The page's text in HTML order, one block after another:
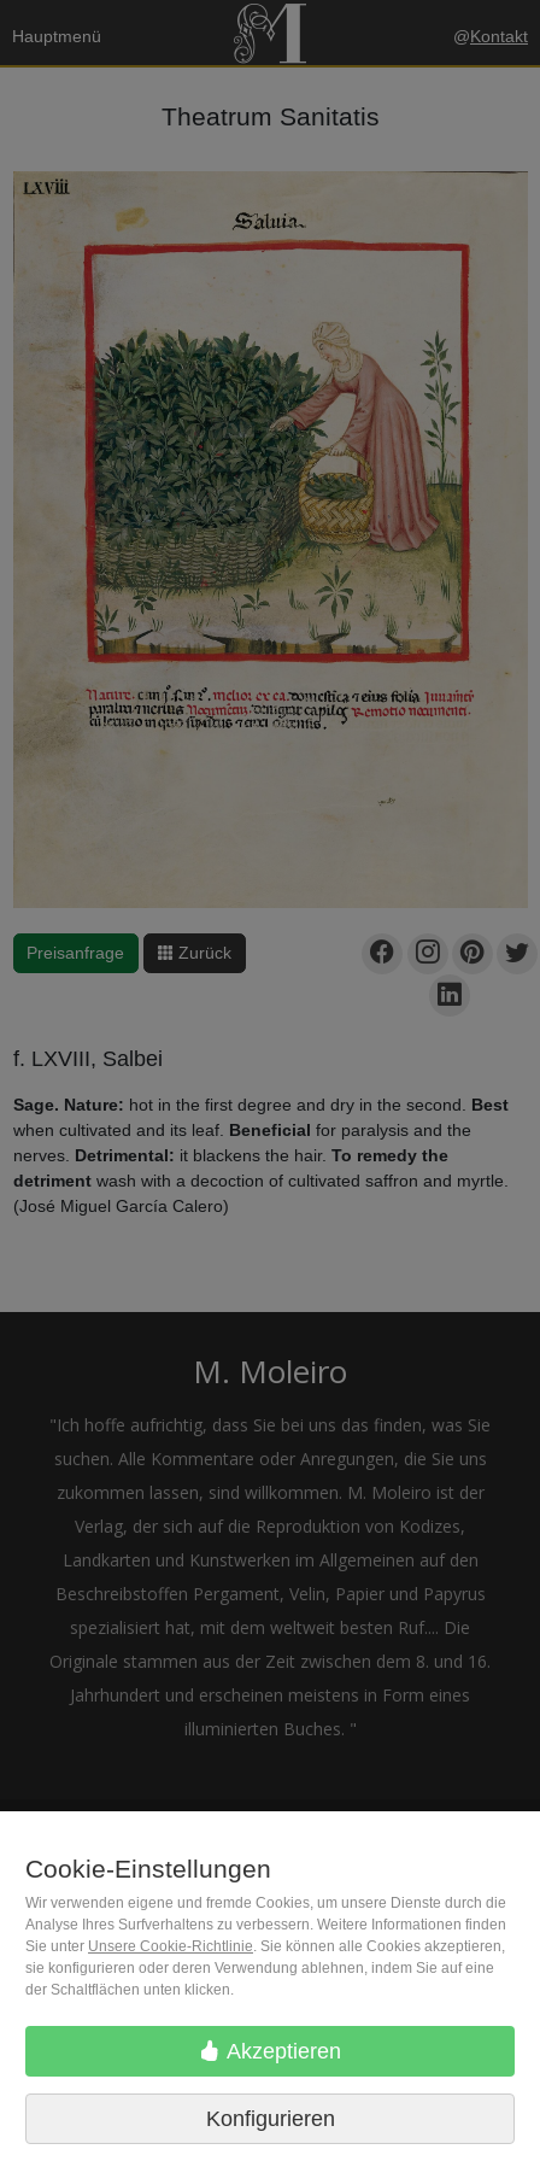
Hauptmenü @Kontakt
Theatrum Sanitatis
Preisanfrage Zurück
f. LXVIII, Salbei
Sage. Nature: hot in the first degree and dry in the second. Best
when cultivated and its leaf. Beneficial for paralysis and the
nerves. Detrimental: it blackens the hair. To remedy the
detrimentwash with a decoction of cultivated saffron and myrtle.
(José Miguel García Calero)
M. Moleiro
"Ich hoffe aufrichtig, dass Sie bei uns das finden, was Sie
suchen. Alle Kommentare oder Anregungen, die Sie uns
zukommen lassen, sind willkommen. M. Moleiro ist der
Verlag, der sich auf die Reproduktion von Kodizes,
Landkarten und Kunstwerken im Allgemeinen auf den
Beschreibstoffen Pergament, Velin, Papier und Papyrus
spezialisiert hat, mit dem weltweit besten Ruf.... Die
Originale stammen aus der Zeit zwischen dem 8. und 16.
Jahrhundert und erscheinen meistens in Form eines
illuminierten Buches. "
(+34) 932 402 091
M. Moleiro Editor, S.A.
Travesera de Gracia, 17
E08021 Barcelona (Spain)
Cookie-Einstellungen
Wir verwenden eigene und fremde Cookies, um unsere Dienste durch die
Analyse Ihres Surfverhaltens zu verbessern. Weitere Informationen finden
Sie unter Unsere Cookie-Richtlinie. Sie können alle Cookies akzeptieren,
sie konfigurieren oder deren Verwendung ablehnen, indem Sie auf eine
der Schaltflächen unten klicken.
Akzeptieren
Konfigurieren